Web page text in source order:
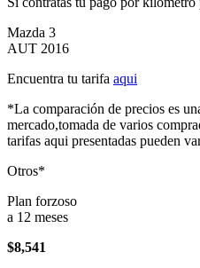
Mazda 3
AUT 2016
Encuentra tu tarifa aqui
*La comparación de precios es
mercado,tomada de varios
tarifas aqui presentadas pueden
Otros*
Plan forzoso
a 12 meses
$8,541